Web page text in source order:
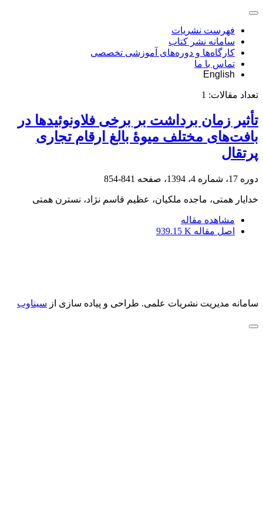
فهرست نشریات
سامانه نشر کتاب
کارگاه‌ها و دوره‌های آموزشی تخصصی
تماس با ما
English
تعداد مقالات: 1
تأثیر زمان برداشت بر برخی فلاونوئیدها در
بافت‌های مختلف میوۀ بالغ ارقام تجاری
پرتقال
دوره 17، شماره 4، 1394، صفحه 841-854
خدایار همتی، ماجده ملکیان، عظیم قاسم نژاد، نسترن همتی
مشاهده مقاله
اصل مقاله 939.15 K
سامانه مدیریت نشریات علمی. طراحی و پیاده سازی از سیناوب